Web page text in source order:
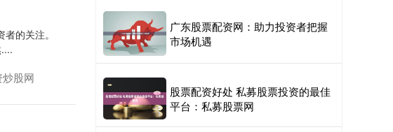
的关注。
股网
广东股票配资网：助力投资者把握
市场机遇
股票配资好处 私募股票投资的最佳
平台：私募股票网